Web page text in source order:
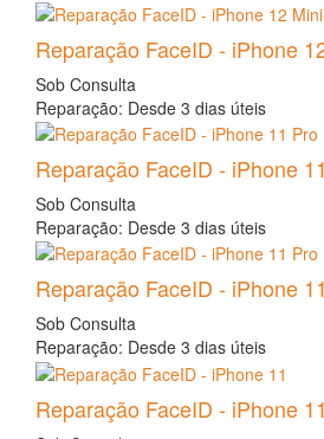
Reparação FaceID - iPhone
Sob Consulta
Reparação: Desde 3 dias úteis
Reparação FaceID - iPhone
Sob Consulta
Reparação: Desde 3 dias úteis
Reparação FaceID - iPhone
Sob Consulta
Reparação: Desde 3 dias úteis
Reparação FaceID - iPhone 11